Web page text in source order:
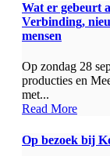
Wat er gebeurt
Verbinding,
mensen
Op zondag 28
producties en
met...
Read More
Op bezoek bij